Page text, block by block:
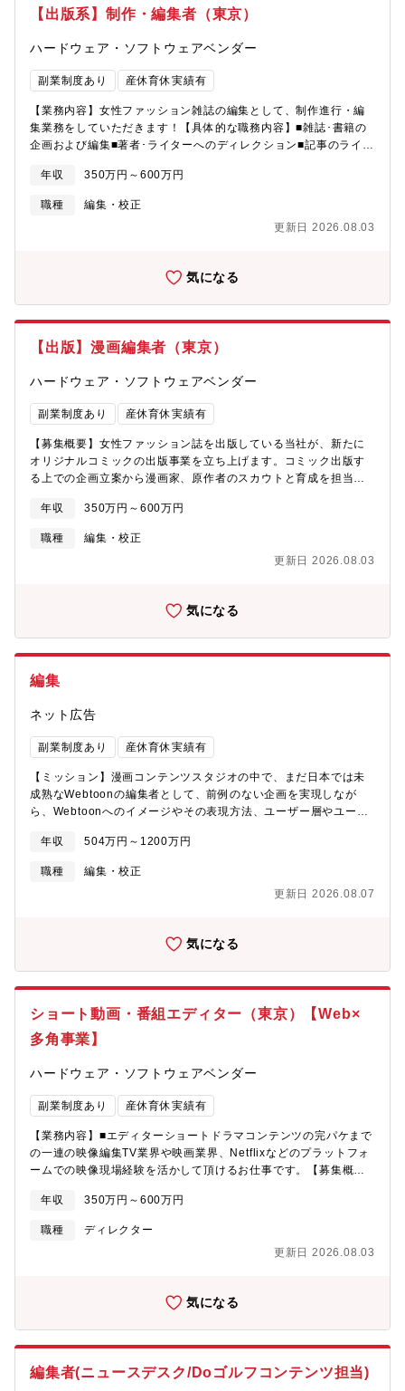
ることが多いですが、NewsPicksではユーザーやプロピッカーの
コメントという「双方向のコミュニケーション」が大きな特徴で
す。・選定したニュースやそのコメント欄がきっかけとなり議論
が生まれることもあります。■スタートアップらしいスピード感と
柔軟性、オープンなカルチャー・NewsPicksはスタートアップの
文化を持ちながらも、経済メディアとして独自のポジションを確
立しています。また、意思決定のスピードが速く、裁量権を持ち
ながら仕事ができます。・フラットでオープンな組織文化の中
で、自由な発想や率直な意見交換が尊重されるため、自分らしさ
を生み出し、既存の枠にとらわれない働き方を実現したい方に最
ができる・NewsPicksには多様なバックグラウンドを持つ人材が
集結しています。編集者や記者、エンジニア、データアナリス
とができます。【働き方について】＜稼働時間帯・曜日＞ニュー
ンするため、AM6時～PM8時すべてフル稼働いただく必要はあり
ため、週によっては土日祝日に稼働いただく場合があります。※
休日稼働された場合は、平日に代休を取っていただいています＜
働く場所＞オンボーディングおよびチーミングを重視しており、
業務理解を深めていただくため、週3日程度の出社を想定しており
ます。一方で働き方については個人の事情や業務内容に応じて運
用しており、柔軟にリモートワークを選択することが可能です。
※稼働時間や出社頻度については、チーム内で相談・調整しなが
ら運用しています。
【出版系】制作・編集者（東京）
ハードウェア・ソフトウェアベンダー
副業制度あり 産休育休実績有
【業務内容】女性ファッション雑誌の編集として、制作進行・編
集業務をしていただきます！【具体的な職務内容】■雑誌･書籍の
企画および編集■著者･ライターへのディレクション■記事のライテ
誌の制作業務に携わり、自分の作ったコンテンツで世の中の人々
をワクワクさせられるお仕事です！IT企業が運営する出版事業だ
からこそ、他事業部とのコラボ企画を行うなど、”出版”だけではな
い幅広い経験ができます。【同プロダクトについて】1993年に創
く雑誌です。2022年に復刊した本誌は、雑誌に加えて、
も運用し、より価値観の多様性が広がった原宿発の令和ファッシ
ます。
年収 350万円～600万円
職種
編集・校正
更新日 2026.08.03
気になる
【出版】漫画編集者（東京）
ハードウェア・ソフトウェアベンダー
副業制度あり 産休育休実績有
【募集概要】女性ファッション誌を出版している当社が、新たに
オリジナルコミックの出版事業を立ち上げます。コミック出版す
る上での企画立案から漫画家、原作者のスカウトと育成を担当い
せいたします。魅力的な物語を紡ぐクリエイターと共に、新たな
IP(知的財産)を世に送り出すため新設されたコミックレーベルをさ
らに成長させるべく、一緒に盛り上げてくれる仲間を募集中で
す。※現在、2作品公開中【具体的な職務内容】■作家スカウト対
管理、入稿・校了、更新作業等の編集業務■紙や電子コミックスの
出版事業の他にも、ゲーム事業、ライブ配信事業、ファッション
ュース事業、タレント/声優マネージメント事業など、数多くのエ
オリジナルコミックを様々な形で消費者に届ける環境がありま
す！漫画家や原作者をスカウトし、一緒に成長しながら、新規事
業拡大を実現してください！
年収 350万円～600万円
職種
編集・校正
更新日 2026.08.03
気になる
編集
ネット広告
副業制度あり 産休育休実績有
【ミッション】漫画コンテンツスタジオの中で、まだ日本では未
成熟なWebtoonの編集者として、前例のない企画を実現しなが
ら、Webtoonへのイメージやその表現方法、ユーザー層やユーザ
ションです。【業務内容】■新企画立ち上げ■編集部の管理・編集
者の教育■既存作品の立ち上げ■編集者のマネジメント■業務内容に
ついてはご経験・キャリアイメージをお聞かせください。【ポジ
ションの魅力】■担当領域やスキルに関わらず、作品や事業の成長
連携し、事業成長に向けて裁量を持って働くことができる■同社の
年収 504万円～1200万円
職種
編集・校正
更新日 2026.08.07
気になる
ショート動画・番組エディター（東京）【Web×
多角事業】
ハードウェア・ソフトウェアベンダー
副業制度あり 産休育休実績有
【業務内容】■エディターショートドラマコンテンツの完パケまで
の一連の映像編集TV業界や映画業界、Netflixなどのプラットフォ
ームでの映像現場経験を活かして頂けるお仕事です。【募集概
ターを募集します。テレビ業界、映像業界で磨いた腕を活かした
い方にぴったりなポジションです。【同プロダクトについて】オ
リジナルドラマを中心とした縦型ショートドラマアプリです。長
編コンテンツを1話2分程度に分けて連続して視聴することができ
の流行を皮切りにYouTubeやInstagram等の各種SNSに縦型ショ
大賞2024」では「ショートドラマ」が特別賞に選ばれるなど、縦
います。また、株式会社サイバーエージェントと株式会社デジタ
年収 350万円～600万円
職種
ディレクター
更新日 2026.08.03
気になる
編集者(ニュースデスク/Doゴルフコンテンツ担当)